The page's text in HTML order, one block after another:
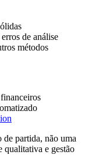
de análise
métodos
partida, não uma
qualitativa e gestão